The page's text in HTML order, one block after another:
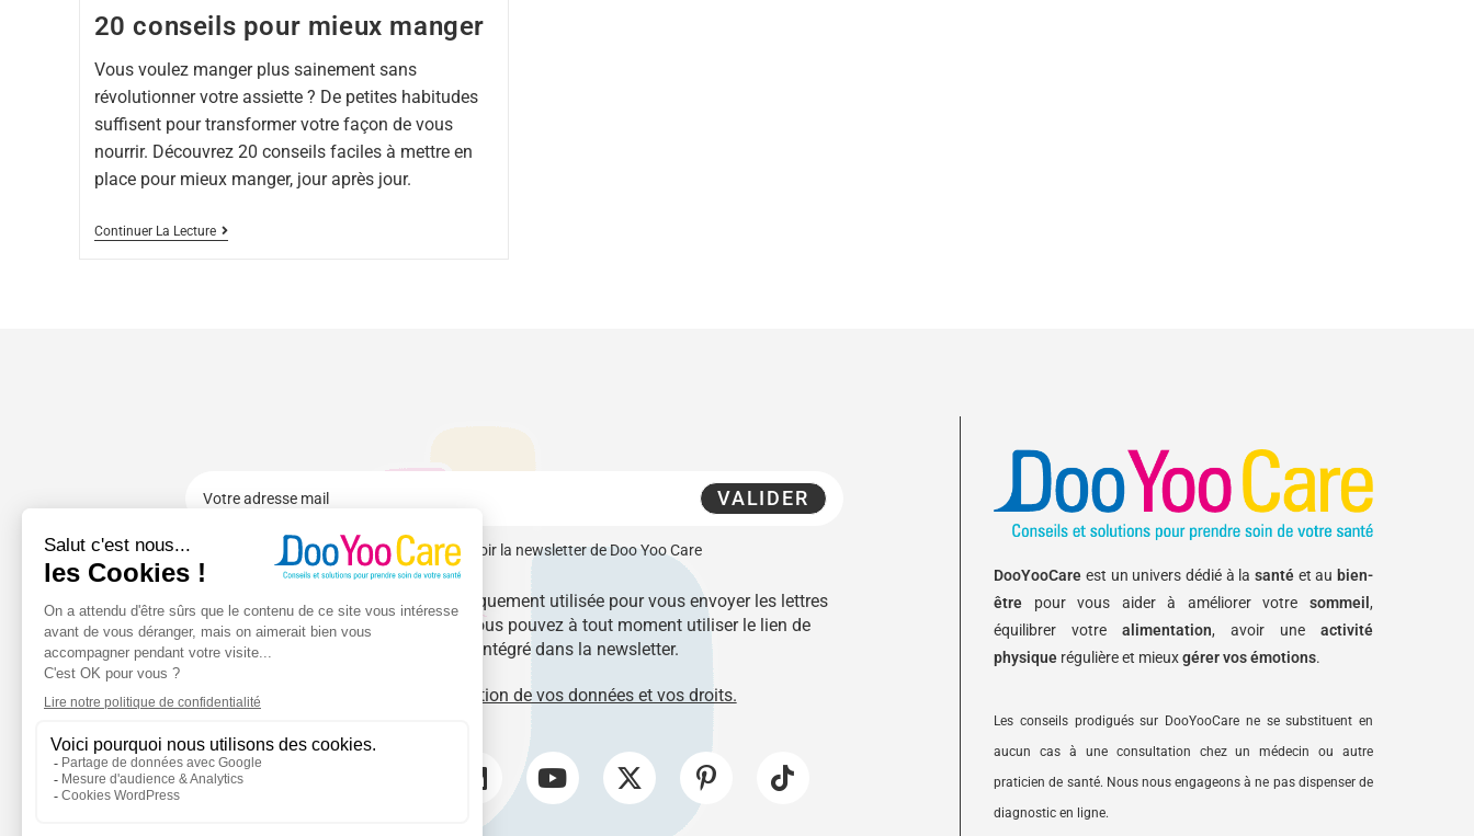
20 conseils pour mieux manger
Vous voulez manger plus sainement sans
révolutionner votre assiette ? De petites habitudes
suffisent pour transformer votre façon de vous
nourrir. Découvrez 20 conseils faciles à mettre en
place pour mieux manger, jour après jour.
Continuer La Lecture
VALIDER
J'accepte de recevoir la newsletter de Doo Yoo Care
Votre adresse de messagerie est uniquement utilisée pour vous envoyer les lettres
d’information de Doo Yoo Care. Vous pouvez à tout moment utiliser le lien de
désabonnement intégré dans la newsletter.
En savoir plus sur la gestion de vos données et vos droits.
DooYooCare est un univers dédié à la santéet au bien-
être pour vous aider à améliorer votre sommeil ,
équilibrer votrealimentation, avoir une activité
physique régulière et mieuxgérer vos émotions.
Les conseils prodigués sur DooYooCare ne se substituent en
aucun cas à une consultation chez un médecin ou autre
praticien de santé. Nous nous engageons à ne pas dispenser de
diagnostic en ligne.